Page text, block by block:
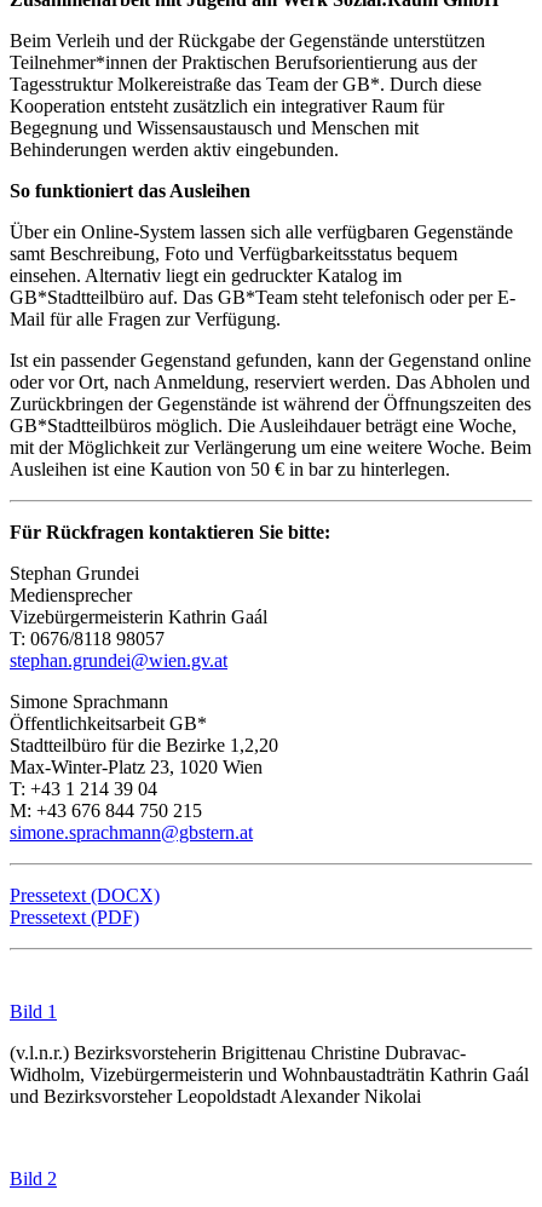
Beim Verleih und der Rückgabe der Gegenstände unterstützen
Teilnehmer*innen der Praktischen Berufsorientierung aus der
Tagesstruktur Molkereistraße das Team der GB*. Durch diese
Kooperation entsteht zusätzlich ein integrativer Raum für
Begegnung und Wissensaustausch und Menschen mit
Behinderungen werden aktiv eingebunden.
So funktioniert das Ausleihen
Über ein Online-System lassen sich alle verfügbaren Gegenstände
samt Beschreibung, Foto und Verfügbarkeitsstatus bequem
einsehen. Alternativ liegt ein gedruckter Katalog im
GB*Stadtteilbüro auf. Das GB*Team steht telefonisch oder per E-
Mail für alle Fragen zur Verfügung.
Ist ein passender Gegenstand gefunden, kann der Gegenstand online
oder vor Ort, nach Anmeldung, reserviert werden. Das Abholen und
Zurückbringen der Gegenstände ist während der Öffnungszeiten des
GB*Stadtteilbüros möglich. Die Ausleihdauer beträgt eine Woche,
mit der Möglichkeit zur Verlängerung um eine weitere Woche. Beim
Ausleihen ist eine Kaution von 50 € in bar zu hinterlegen.
Für Rückfragen kontaktieren Sie bitte:
Stephan Grundei
Mediensprecher
Vizebürgermeisterin Kathrin Gaál
T: 0676/8118 98057
stephan.grundei@wien.gv.at
Simone Sprachmann
Öffentlichkeitsarbeit GB*
Stadtteilbüro für die Bezirke 1,2,20
Max-Winter-Platz 23, 1020 Wien
T: +43 1 214 39 04
M: +43 676 844 750 215
simone.sprachmann@gbstern.at
Pressetext (DOCX)
Pressetext (PDF)
Bild 1
(v.l.n.r.) Bezirksvorsteherin Brigittenau Christine Dubravac-
Widholm, Vizebürgermeisterin und Wohnbaustadträtin Kathrin Gaál
und Bezirksvorsteher Leopoldstadt Alexander Nikolai
Bild 2